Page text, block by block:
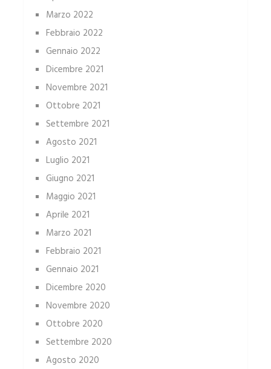
Marzo 2022
Febbraio 2022
Gennaio 2022
Dicembre 2021
Novembre 2021
Ottobre 2021
Settembre 2021
Agosto 2021
Luglio 2021
Giugno 2021
Maggio 2021
Aprile 2021
Marzo 2021
Febbraio 2021
Gennaio 2021
Dicembre 2020
Novembre 2020
Ottobre 2020
Settembre 2020
Agosto 2020